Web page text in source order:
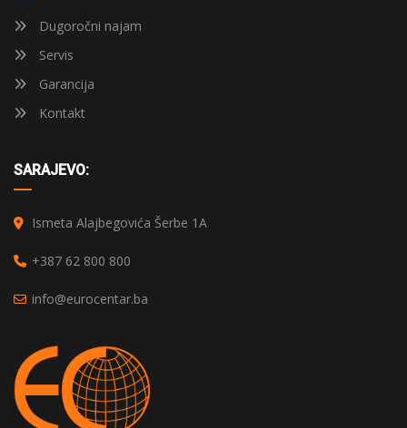
Dugoročni najam
Servis
Garancija
Kontakt
SARAJEVO:
Ismeta Alajbegovića Šerbe 1A
+387 62 800 800
info@eurocentar.ba